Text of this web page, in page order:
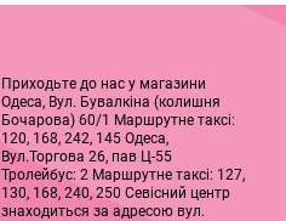
Приходьте до нас у магазини
Одеса, Вул. Бувалкіна (колишня
Бочарова) 60/1 Маршрутне таксі:
120, 168, 242, 145 Одеса,
Вул.Торгова 26, пав Ц-55
Тролейбус: 2 Маршрутне таксі: 127,
130, 168, 240, 250 Севісний центр
знаходиться за адресою вул.